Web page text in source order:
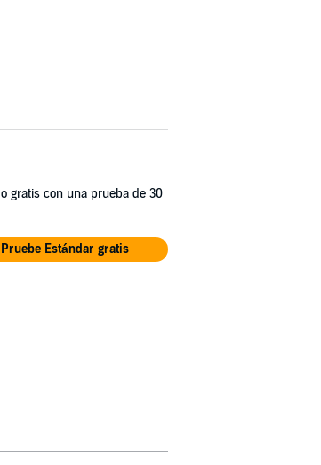
o gratis con una prueba de 30
Pruebe Estándar gratis